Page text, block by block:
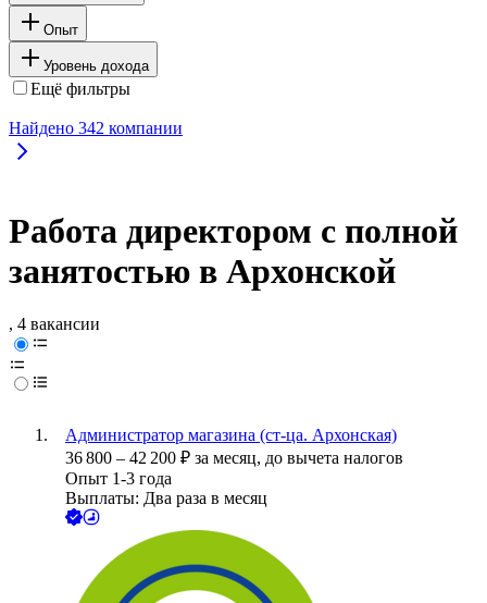
Опыт
Уровень дохода
Ещё фильтры
Найдено 342 компании
Работа директором с полной
занятостью в Архонской
, 4 вакансии
Администратор магазина (ст-ца. Архонская)
36 800 – 42 200 ₽ за месяц, до вычета налогов
Опыт 1-3 года
Выплаты: Два раза в месяц